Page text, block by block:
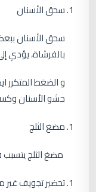
سحق الأسنان
سحق الأسنان
بالفرشاة، يؤدي
و الضغط
حشو الأسنان
مضغ الثلج
مضغ الثلج
تحضير تجويف